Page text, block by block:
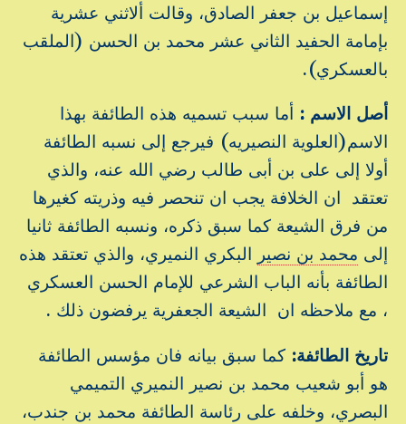
إسماعيل بن جعفر الصادق، وقالت ألاثني عشرية
بإمامة الحفيد الثاني عشر محمد بن الحسن (الملقب
بالعسكري).
أصل الاسم : أما سبب تسميه هذه الطائفة بهذا
الاسم(العلوية النصيريه) فيرجع إلى نسبه الطائفة
أولا إلى على بن أبى طالب رضي الله عنه، والذي
تعتقد ان الخلافة يجب ان تنحصر فيه وذريته كغيرها
من فرق الشيعة كما سبق ذكره، ونسبه الطائفة ثانيا
إلى محمد بن نصير البكري النميري، والذي تعتقد هذه
الطائفة بأنه الباب الشرعي للإمام الحسن العسكري
، مع ملاحظه ان الشيعة الجعفرية يرفضون ذلك .
تاريخ الطائفة: كما سبق بيانه فان مؤسس الطائفة
هو أبو شعيب محمد بن نصير النميري التميمي
البصري، وخلفه على رئاسة الطائفة محمد بن جندب،